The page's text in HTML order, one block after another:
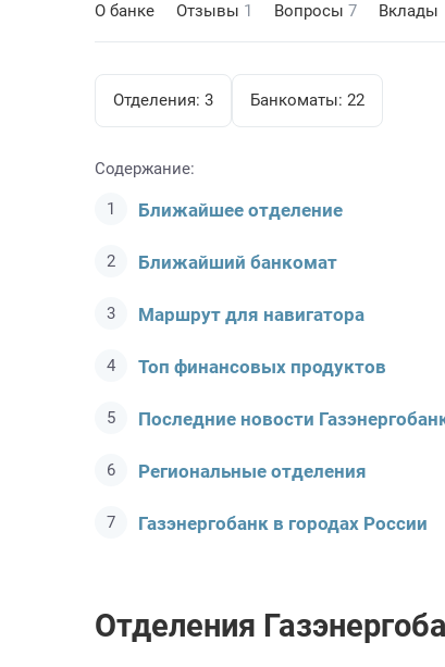
О банке Отзывы 1 Вопросы 7 Вклады
Отделения: 3 Банкоматы: 22
Содержание:
Ближайшее отделение
Ближайший банкомат
Маршрут для навигатора
Топ финансовых продуктов
Последние новости
Региональные отделения
Газэнергобанк в городах России
Отделения